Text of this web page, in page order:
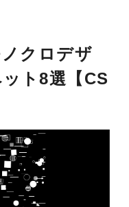
クロデザ
ト8選【CS